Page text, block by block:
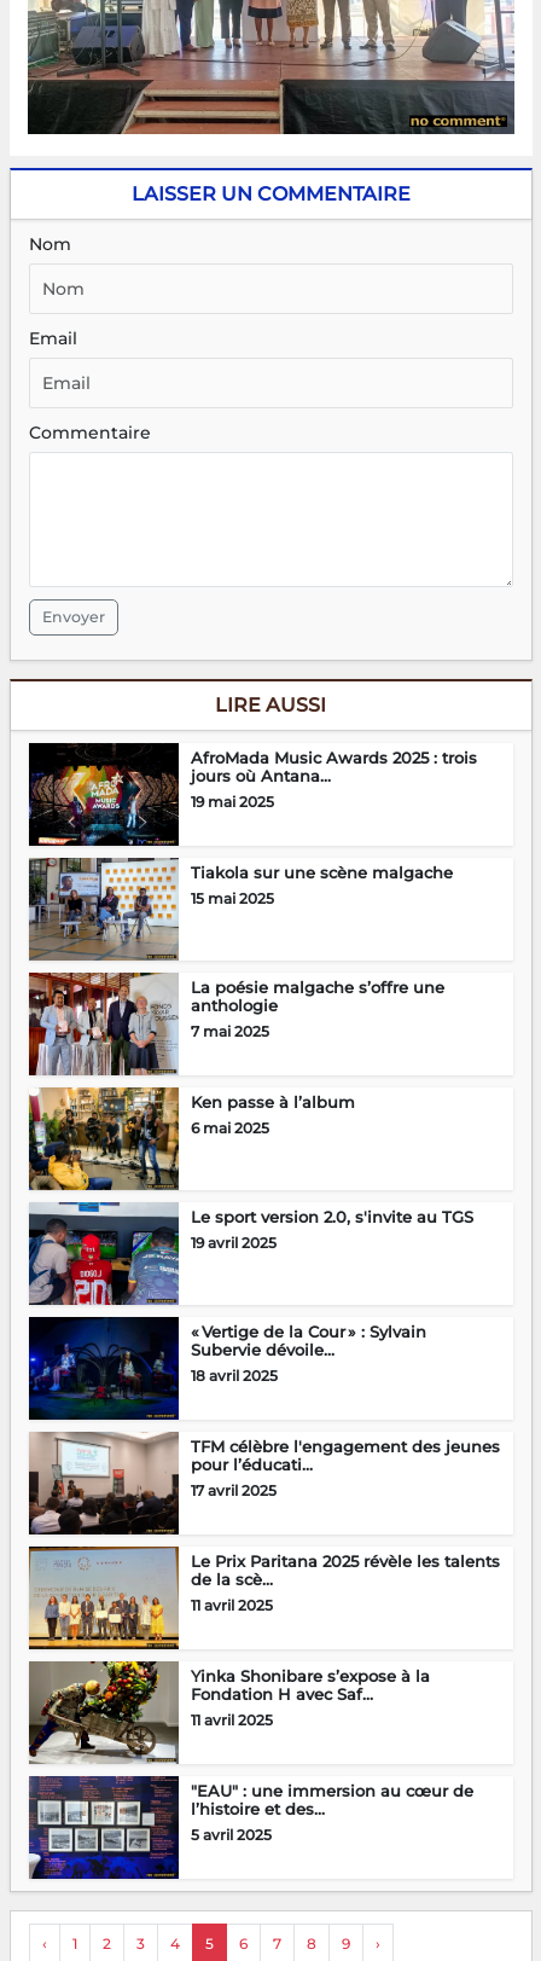
LAISSER UN COMMENTAIRE
Nom
Email
Commentaire
Envoyer
LIRE AUSSI
AfroMada Music Awards 2025 : trois
jours où Antana...
19 mai 2025
Tiakola sur une scène malgache
15 mai 2025
La poésie malgache s’offre une
anthologie
7 mai 2025
Ken passe à l’album
6 mai 2025
Le sport version 2.0, s'invite au TGS
19 avril 2025
« Vertige de la Cour » : Sylvain
Subervie dévoile...
18 avril 2025
TFM célèbre l'engagement des jeunes
pour l’éducati...
17 avril 2025
Le Prix Paritana 2025 révèle les talents
de la scè...
11 avril 2025
Yinka Shonibare s’expose à la
Fondation H avec Saf...
11 avril 2025
"EAU" : une immersion au cœur de
l’histoire et des...
5 avril 2025
‹ 1 2 3 4 5 6 7 8 9 ›